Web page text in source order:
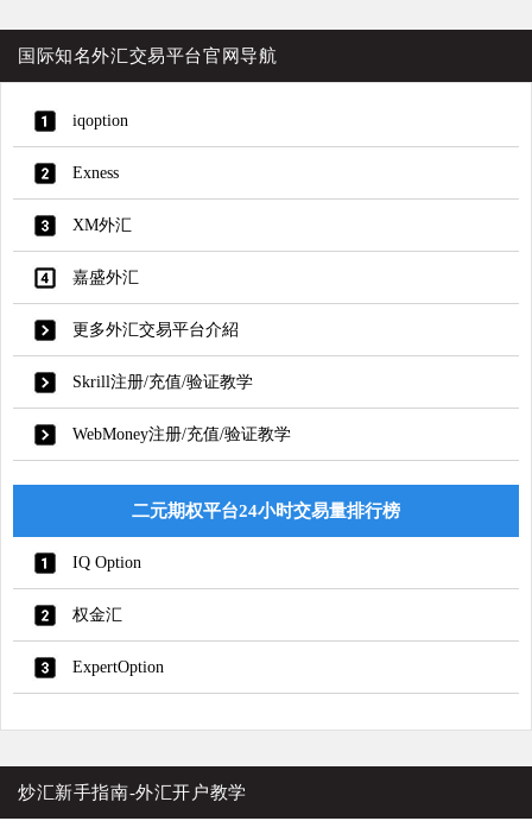
国际知名外汇交易平台官网导航
iqoption
Exness
XM外汇
嘉盛外汇
更多外汇交易平台介紹
Skrill注册/充值/验证教学
WebMoney注册/充值/验证教学
二元期权平台24小时交易量排行榜
IQ Option
权金汇
ExpertOption
炒汇新手指南-外汇开户教学